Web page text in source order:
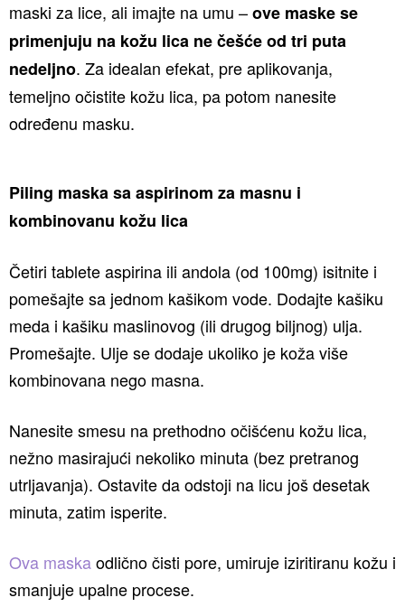
maski za lice, ali imajte na umu –ove maske se
primenjuju na kožu lica ne češće od tri puta
nedeljno. Za idealan efekat, pre aplikovanja,
temeljno očistite kožu lica, pa potom nanesite
određenu masku.
Piling maska sa aspirinom za masnu i
kombinovanu kožu lica
Četiri tablete aspirina ili andola (od 100mg) isitnite i
pomešajte sa jednom kašikom vode. Dodajte kašiku
meda i kašiku maslinovog (ili drugog biljnog) ulja.
Promešajte. Ulje se dodaje ukoliko je koža više
kombinovana nego masna.
Nanesite smesu na prethodno očišćenu kožu lica,
nežno masirajući nekoliko minuta (bez pretranog
utrljavanja). Ostavite da odstoji na licu još desetak
minuta, zatim isperite.
Ova maskaodlično čisti pore, umiruje iziritiranu kožu i
smanjuje upalne procese.